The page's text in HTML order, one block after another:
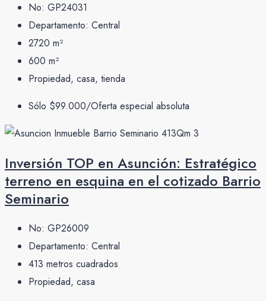
No: GP24031
Departamento: Central
2720 m²
600 m²
Propiedad, casa, tienda
Sólo $99.000/Oferta especial absoluta
Inversión TOP en Asunción: Estratégico
terreno en esquina en el cotizado Barrio
Seminario
No: GP26009
Departamento: Central
413 metros cuadrados
Propiedad, casa